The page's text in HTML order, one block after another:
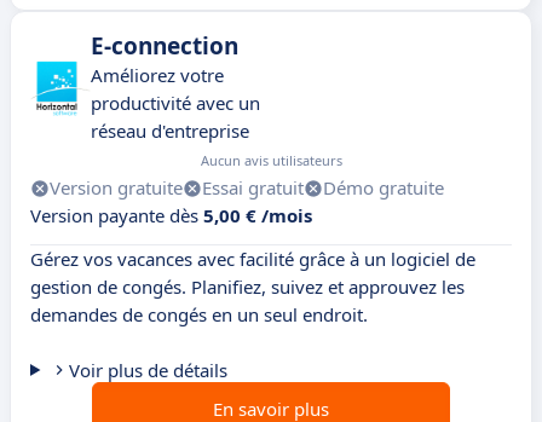
E-connection
Améliorez votre
productivité avec un
réseau d'entreprise
Aucun avis utilisateurs
Version gratuite Essai gratuit
Démo gratuite
Version payante dès 5,00 € /mois
Gérez vos vacances avec facilité grâce à un logiciel de
gestion de congés. Planifiez, suivez et approuvez les
demandes de congés en un seul endroit.
Voir plus de détails
En savoir plus